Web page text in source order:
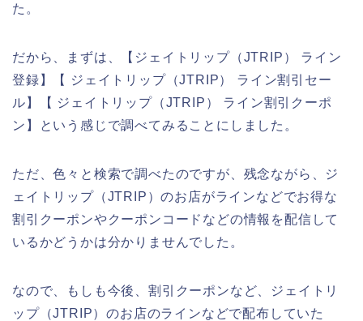
た。
だから、まずは、【ジェイトリップ（JTRIP） ライン
登録】【 ジェイトリップ（JTRIP） ライン割引セー
ル】【 ジェイトリップ（JTRIP） ライン割引クーポ
ン】という感じで調べてみることにしました。
ただ、色々と検索で調べたのですが、残念ながら、ジ
ェイトリップ（JTRIP）のお店がラインなどでお得な
割引クーポンやクーポンコードなどの情報を配信して
いるかどうかは分かりませんでした。
なので、もしも今後、割引クーポンなど、ジェイトリ
ップ（JTRIP）のお店のラインなどで配布していた